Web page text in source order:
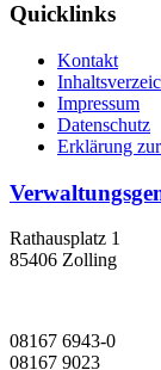
Quicklinks
Kontakt
Impressum
Datenschutz
Erklärung
Rathausplatz 1
85406 Zolling
08167 6943-0
08167 9023